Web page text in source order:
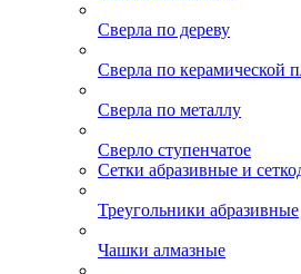
Сверла по дереву
Сверла по керамической
Сверла по металлу
Сверло ступенчатое
Сетки абразивные и
Треугольники абразивные
Чашки алмазные